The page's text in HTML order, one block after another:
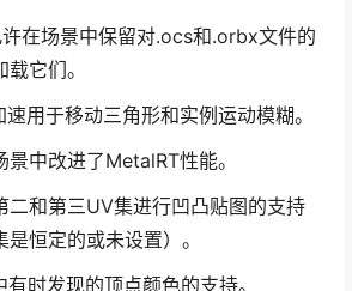
许在场景中保留对.ocs和.orbx文件的
它们。
用于移动三角形和实例运动模糊。
中改进了MetalRT性能。
二和第三UV集进行凹凸贴图的支持
是恒定的或未设置）。
时发现的顶点颜色的支持。